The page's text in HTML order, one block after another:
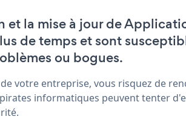
et la mise à jour de
de temps et sont
ou bogues.
votre entreprise, vous risquez de
informatiques peuvent tenter